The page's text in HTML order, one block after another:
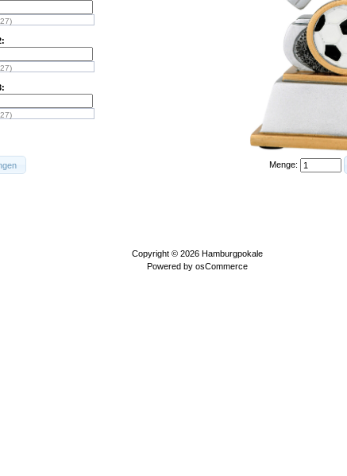
Menge:
Copyright © 2026 Hamburgpokale
Powered by osCommerce